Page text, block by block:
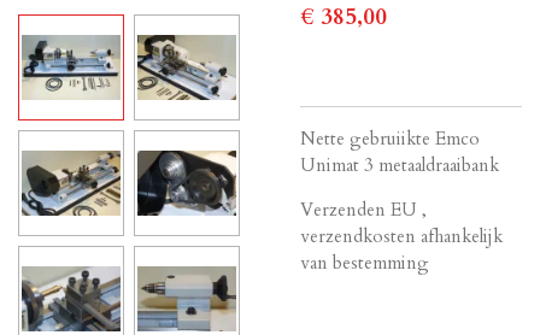
€ 385,00
Nette gebruiikte Emco
Unimat 3 metaaldraaibank
Verzenden EU ,
verzendkosten afhankelijk
van bestemming